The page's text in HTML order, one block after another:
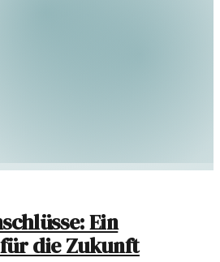
Ein
die Zukunft